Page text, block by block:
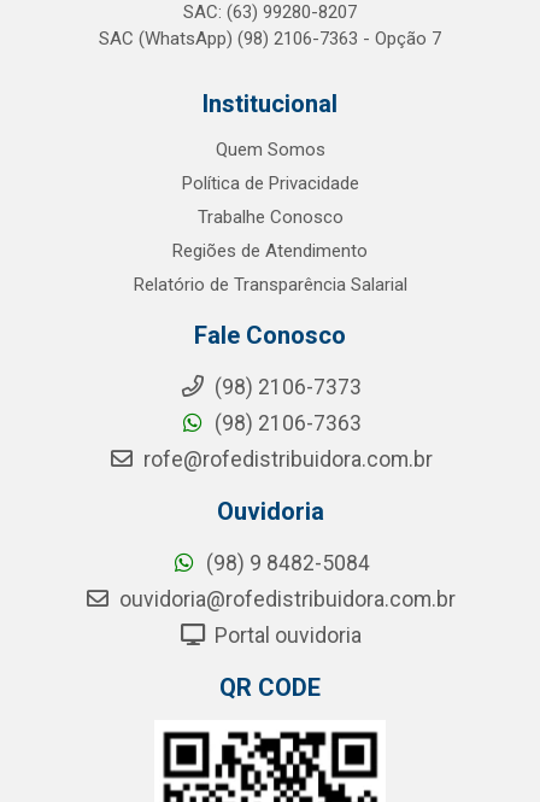
SAC: (63) 99280-8207
SAC (WhatsApp) (98) 2106-7363 - Opção 7
Institucional
Quem Somos
Política de Privacidade
Trabalhe Conosco
Regiões de Atendimento
Relatório de Transparência Salarial
Fale Conosco
(98) 2106-7373
(98) 2106-7363
rofe@rofedistribuidora.com.br
Ouvidoria
(98) 9 8482-5084
ouvidoria@rofedistribuidora.com.br
Portal ouvidoria
QR CODE